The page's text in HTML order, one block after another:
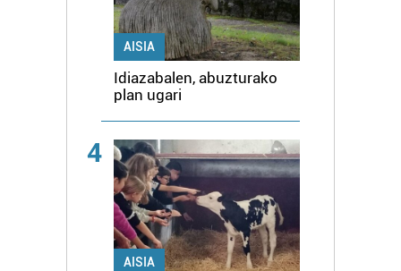
AISIA
Idiazabalen, abuzturako
plan ugari
4
AISIA